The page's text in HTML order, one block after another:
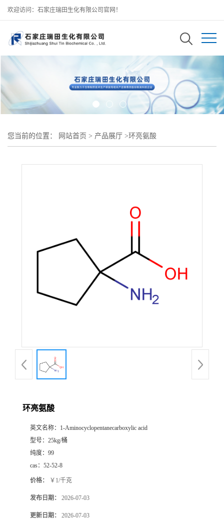
欢迎访问：石家庄瑞田生化有限公司官网！
您当前的位置： 网站首页 > 产品展厅 >环亮氨酸
环亮氨酸
英文名称： 1-Aminocyclopentanecarboxylic acid
型号： 25kg/桶
纯度： 99
cas： 52-52-8
价格： ￥1/千克
发布日期： 2026-07-03
更新日期： 2026-07-03